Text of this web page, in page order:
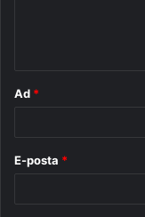
Ad *
E-posta *